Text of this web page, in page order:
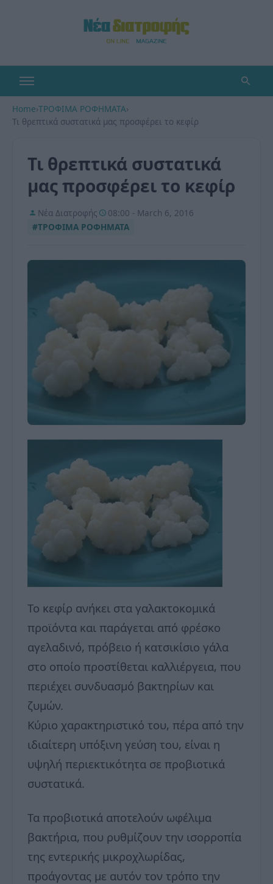
Home›ΤΡΟΦΙΜΑ ΡΟΦΗΜΑΤΑ›
Τι θρεπτικά συστατικά μας προσφέρει το κεφίρ
Τι θρεπτικά συστατικά
μας προσφέρει το κεφίρ
Νέα Διατροφής
08:00 - March 6, 2016
#ΤΡΟΦΙΜΑ ΡΟΦΗΜΑΤΑ
Το κεφίρ ανήκει στα γαλακτοκομικά
προϊόντα και παράγεται από φρέσκο
αγελαδινό, πρόβειο ή κατσικίσιο γάλα
στο οποίο προστίθεται καλλιέργεια, που
περιέχει συνδυασμό βακτηρίων και
ζυμών.
Κύριο χαρακτηριστικό του, πέρα από την
ιδιαίτερη υπόξινη γεύση του, είναι η
υψηλή περιεκτικότητα σε προβιοτικά
συστατικά.
Τα προβιοτικά αποτελούν ωφέλιμα
βακτήρια, που ρυθμίζουν την ισορροπία
της εντερικής μικροχλωρίδας,
προάγοντας με αυτόν τον τρόπο την